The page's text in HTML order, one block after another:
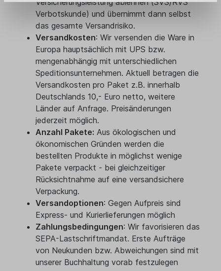
Verbotskunde) und übernimmt dann selbst
das gesamte Versandrisiko.
Versandkosten: Wir versenden die Ware in
Europa hauptsächlich mit UPS bzw.
mengenabhängig mit unterschiedlichen
Speditionsunternehmen. Aktuell betragen die
Versandkosten pro Paket z.B. innerhalb
Deutschlands 10,- Euro netto, weitere
Länder auf Anfrage. Preisänderungen
jederzeit möglich.
Anzahl Pakete: Aus ökologischen und
ökonomischen Gründen werden die
bestellten Produkte in möglichst wenige
Pakete verpackt - bei gleichzeitiger
Rücksichtnahme auf eine versandsichere
Verpackung.
Versandoptionen: Gegen Aufpreis sind
Express- und Kurierlieferungen möglich
Zahlungsbedingungen: Wir favorisieren das
SEPA-Lastschriftmandat. Erste Aufträge
von Neukunden bzw. Abweichungen sind mit
unserer Buchhaltung vorab festzulegen